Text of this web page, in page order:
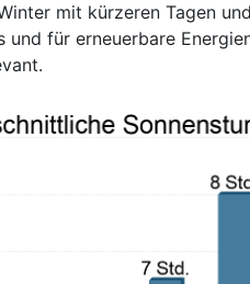
mit kürzeren Tagen
und für erneuerbare